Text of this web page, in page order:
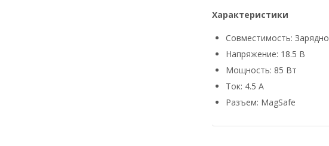
Характеристики
Совместимость:
Напряжение: 18.5 В
Мощность: 85 Вт
Ток: 4.5 А
Разъем: MagSafe